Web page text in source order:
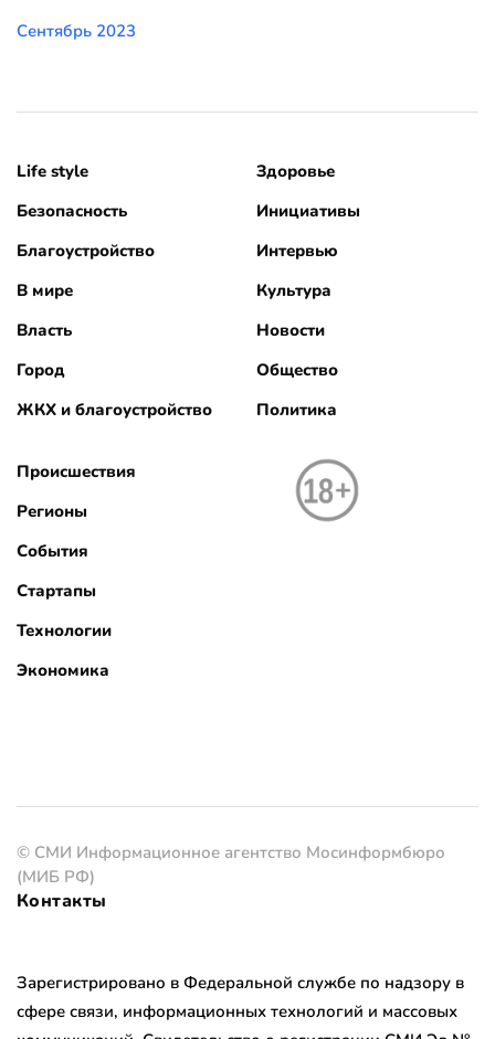
Сентябрь 2023
Life style
Безопасность
Благоустройство
В мире
Власть
Город
ЖКХ и благоустройство
Здоровье
Инициативы
Интервью
Культура
Новости
Общество
Политика
Происшествия
Регионы
События
Стартапы
Технологии
Экономика
© СМИ Информационное агентство Мосинформбюро
(МИБ РФ)
Контакты
Зарегистрировано в Федеральной службе по надзору в
сфере связи, информационных технологий и массовых